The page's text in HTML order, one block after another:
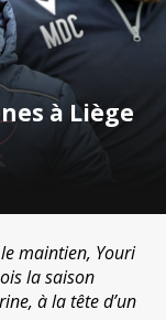
à Liège
maintien, Youri
la saison
à la tête d’un